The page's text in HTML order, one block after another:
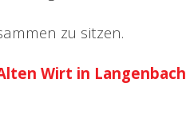
zu sitzen.
Wirt in Langenbach